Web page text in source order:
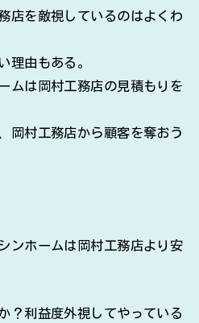
店を敵視しているのはよくわ
理由もある。
ムは岡村工務店の見積もりを
岡村工務店から顧客を奪おう
ンホームは岡村工務店より安
？利益度外視してやっている